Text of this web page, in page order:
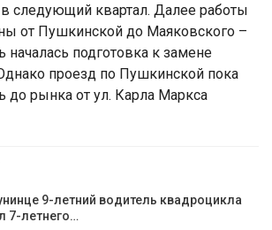
следующий квартал. Далее работы
от Пушкинской до Маяковского –
началась подготовка к замене
проезд по Пушкинской пока
до рынка от ул. Карла Маркса
9-летний водитель квадроцикла
7-летнего…